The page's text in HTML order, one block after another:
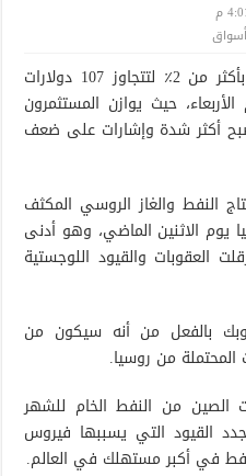
ارتفعت العقود الآجلة لخام برنت بأكثر من 2٪ لتتجاوز 107 دولارات
حيث يوازن المستثمرون
أكثر شدة وإشارات على ضعف
النفط والغاز الروسي المكثف
يوميا يوم الاثنين الماضي، وهو أدنى
2020، حيث عرقلت العقوبات والقيود اللوجستية
بالفعل من أنه سيكون من
من روسيا.
الصين من النفط الخام للشهر
القيود التي يسببها فيروس
في أكبر مستهلك في العالم.